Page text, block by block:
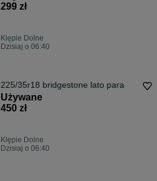
299 zł
Klępie Dolne
Dzisiaj o 06:40
225/35r18 bridgestone lato para
Używane
450 zł
Klępie Dolne
Dzisiaj o 06:40